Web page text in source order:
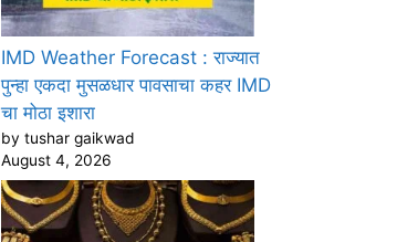
IMD Weather Forecast : राज्यात
पुन्हा एकदा मुसळधार पावसाचा कहर IMD
चा मोठा इशारा
by tushar gaikwad
August 4, 2026